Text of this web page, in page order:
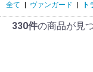
全て ヴァンガード
330件の商品が見